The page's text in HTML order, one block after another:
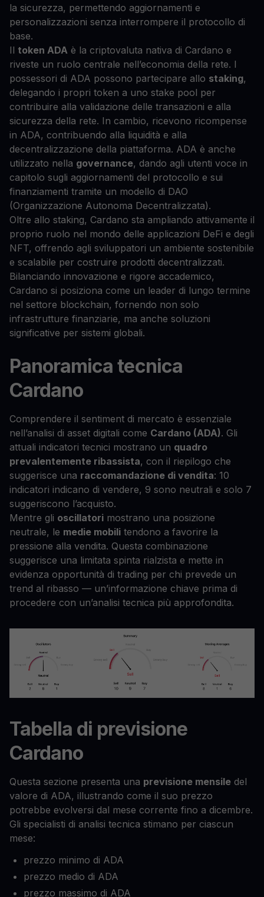
la sicurezza, permettendo aggiornamenti e
personalizzazioni senza interrompere il protocollo di
base.
Il token ADA è la criptovaluta nativa di Cardano e
riveste un ruolo centrale nell’economia della rete. I
possessori di ADA possono partecipare allo staking,
delegando i propri token a uno stake pool per
contribuire alla validazione delle transazioni e alla
sicurezza della rete. In cambio, ricevono ricompense
in ADA, contribuendo alla liquidità e alla
decentralizzazione della piattaforma. ADA è anche
utilizzato nella governance, dando agli utenti voce in
capitolo sugli aggiornamenti del protocollo e sui
finanziamenti tramite un modello di DAO
(Organizzazione Autonoma Decentralizzata).
Oltre allo staking, Cardano sta ampliando attivamente il
proprio ruolo nel mondo delle applicazioni DeFi e degli
NFT, offrendo agli sviluppatori un ambiente sostenibile
e scalabile per costruire prodotti decentralizzati.
Bilanciando innovazione e rigore accademico,
Cardano si posiziona come un leader di lungo termine
nel settore blockchain, fornendo non solo
infrastrutture finanziarie, ma anche soluzioni
significative per sistemi globali.
Panoramica tecnica
Cardano
Comprendere il sentiment di mercato è essenziale
nell’analisi di asset digitali come Cardano (ADA). Gli
attuali indicatori tecnici mostrano un quadro
prevalentemente ribassista, con il riepilogo che
suggerisce una raccomandazione di vendita: 10
indicatori indicano di vendere, 9 sono neutrali e solo 7
suggeriscono l’acquisto.
Mentre gli oscillatori mostrano una posizione
neutrale, le medie mobili tendono a favorire la
pressione alla vendita. Questa combinazione
suggerisce una limitata spinta rialzista e mette in
evidenza opportunità di trading per chi prevede un
trend al ribasso — un’informazione chiave prima di
procedere con un’analisi tecnica più approfondita.
Tabella di previsione
Cardano
Questa sezione presenta una previsione mensile del
valore di ADA, illustrando come il suo prezzo
potrebbe evolversi dal mese corrente fino a dicembre.
Gli specialisti di analisi tecnica stimano per ciascun
mese:
prezzo minimo di ADA
prezzo medio di ADA
prezzo massimo di ADA